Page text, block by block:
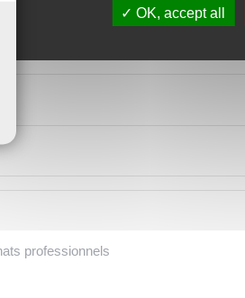
professionnels
OK, accept all